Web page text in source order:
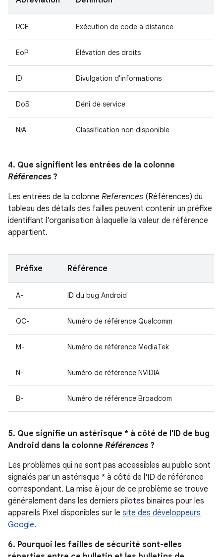
RCE Exécution de code à distance
EoP Élévation des droits
ID Divulgation d'informations
DoS Déni de service
N/A Classification non disponible
4. Que signifient les entrées de la colonne
Références ?
Les entrées de la colonne References (Références) du
tableau des détails des failles peuvent contenir un préfixe
identifiant l'organisation à laquelle la valeur de référence
appartient.
Préfixe Référence
A- ID du bug Android
QC- Numéro de référence Qualcomm
M- Numéro de référence MediaTek
N- Numéro de référence NVIDIA
B- Numéro de référence Broadcom
5. Que signifie un astérisque * à côté de l'ID de bug
Android dans la colonne Références ?
Les problèmes qui ne sont pas accessibles au public sont
signalés par un astérisque * à côté de l'ID de référence
correspondant. La mise à jour de ce problème se trouve
généralement dans les derniers pilotes binaires pour les
appareils Pixel disponibles sur le site des développeurs
Google.
6. Pourquoi les failles de sécurité sont-elles